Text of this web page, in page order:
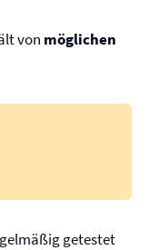
von möglichen
getestet